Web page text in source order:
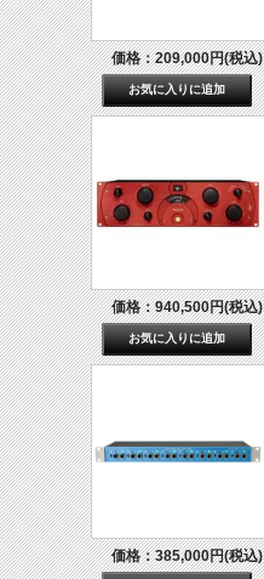
価格：209,000円(税込)
価格：940,500円(税込)
価格：385,000円(税込)